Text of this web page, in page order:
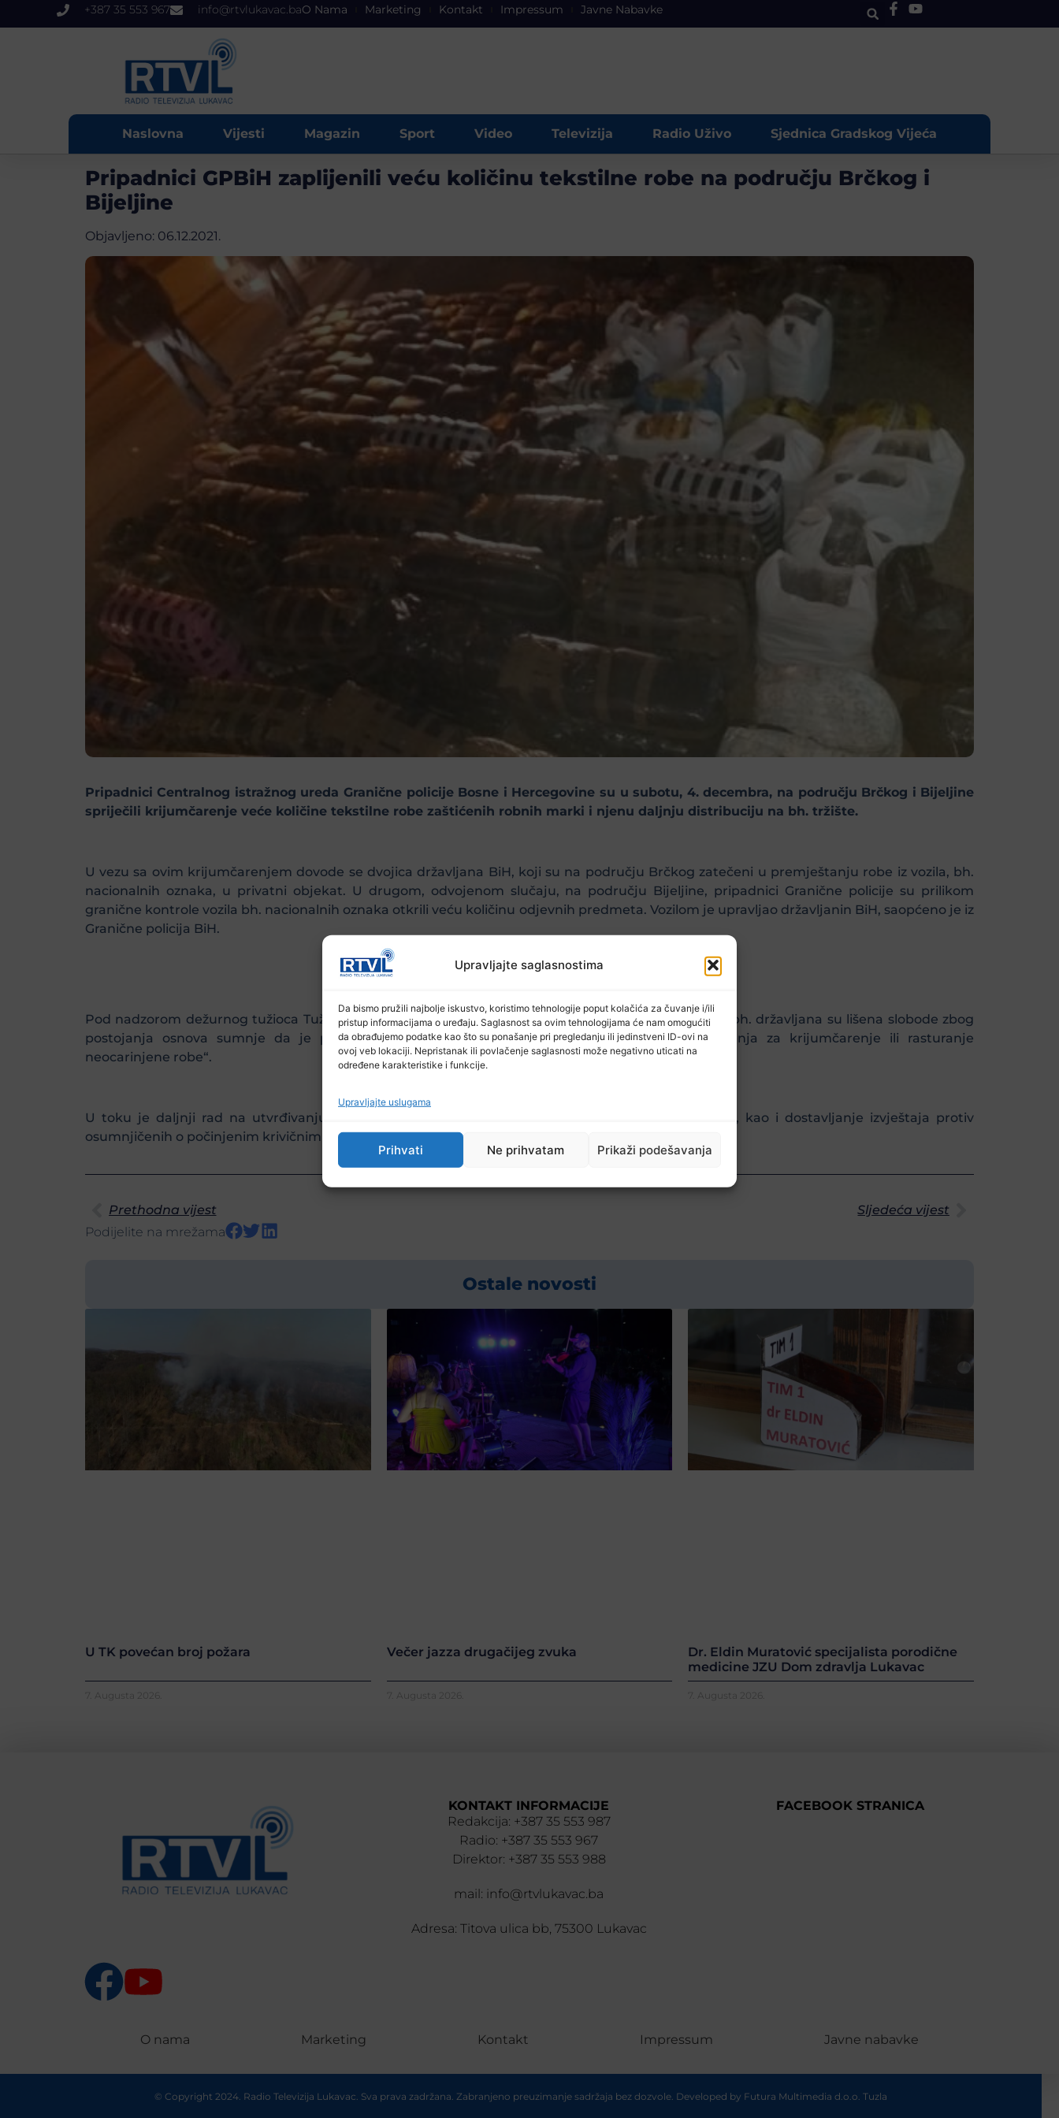
Upravljajte saglasnostima
Da bismo pružili najbolje iskustvo, koristimo tehnologije poput kolačića za čuvanje i/ili
pristup informacijama o uređaju. Saglasnost sa ovim tehnologijama će nam omogućiti
da obrađujemo podatke kao što su ponašanje pri pregledanju ili jedinstveni ID-ovi na
ovoj veb lokaciji. Nepristanak ili povlačenje saglasnosti može negativno uticati na
određene karakteristike i funkcije.
Upravljajte uslugama
Prihvati Ne prihvatam Prikaži podešavanja
+387 35 553 967 info@rtvlukavac.baO Nama Marketing Kontakt Impressum Javne Nabavke
Naslovna Vijesti Magazin Sport Video Televizija Radio Uživo Sjednica Gradskog Vijeća
Pripadnici GPBiH zaplijenili veću količinu tekstilne robe na području Brčkog i
Bijeljine
Objavljeno: 06.12.2021.
Pripadnici Centralnog istražnog ureda Granične policije Bosne i Hercegovine su u subotu, 4. decembra, na području Brčkog i Bijeljine
spriječili krijumčarenje veće količine tekstilne robe zaštićenih robnih marki i njenu daljnju distribuciju na bh. tržište.
U vezu sa ovim krijumčarenjem dovode se dvojica državljana BiH, koji su na području Brčkog zatečeni u premještanju robe iz vozila, bh.
nacionalnih oznaka, u privatni objekat. U drugom, odvojenom slučaju, na području Bijeljine, pripadnici Granične policije su prilikom
granične kontrole vozila bh. nacionalnih oznaka otkrili veću količinu odjevnih predmeta. Vozilom je upravljao državljanin BiH, saopćeno je iz
Granične policija BiH.
Pod nadzorom dežurnog tužioca Tužilaštva BiH i prema naredbi dežurnog sudije Suda BiH, trojica bh. državljana su lišena slobode zbog
postojanja osnova sumnje da je počinjeno krivično djelo „organiziranje grupe ljudi ili udruženja za krijumčarenje ili rasturanje
neocarinjene robe“.
U toku je daljnji rad na utvrđivanju porijekla te procjenjivanju tržišne vrijednosti otkrivene robe, kao i dostavljanje izvještaja protiv
osumnjičenih o počinjenim krivičnim djelima, navodi se u saopćenju.
Prethodna vijest
Sljedeća vijest
Podijelite na mrežama
Ostale novosti
U TK povećan broj požara
7. Augusta 2026.
Večer jazza drugačijeg zvuka
7. Augusta 2026.
Dr. Eldin Muratović specijalista porodične
medicine JZU Dom zdravlja Lukavac
7. Augusta 2026.
KONTAKT INFORMACIJE
Redakcija: +387 35 553 987
Radio: +387 35 553 967
Direktor: +387 35 553 988
mail: info@rtvlukavac.ba
Adresa: Titova ulica bb, 75300 Lukavac
FACEBOOK STRANICA
O nama Marketing Kontakt Impressum Javne nabavke
© Copyright 2024. Radio Televizija Lukavac. Sva prava zadržana. Zabranjeno preuzimanje sadržaja bez dozvole. Developed by Futura Multimedia d.o.o. Tuzla